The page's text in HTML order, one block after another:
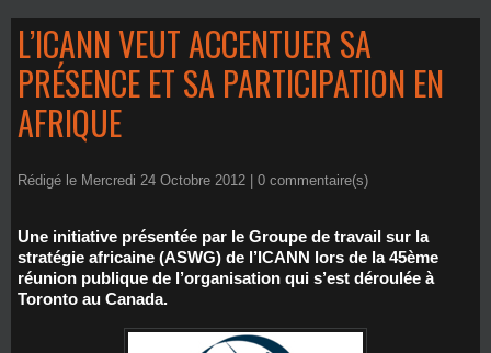
L’ICANN VEUT ACCENTUER SA
PRÉSENCE ET SA PARTICIPATION EN
AFRIQUE
Rédigé le Mercredi 24 Octobre 2012 | 0 commentaire(s)
Une initiative présentée par le Groupe de travail sur la
stratégie africaine (ASWG) de l’ICANN lors de la 45ème
réunion publique de l’organisation qui s’est déroulée à
Toronto au Canada.